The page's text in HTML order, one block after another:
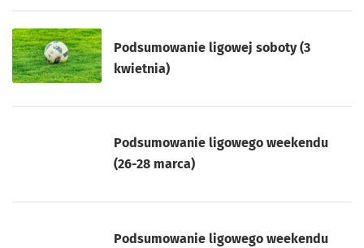
Podsumowanie ligowej soboty (3
kwietnia)
Podsumowanie ligowego weekendu
(26-28 marca)
Podsumowanie ligowego weekendu